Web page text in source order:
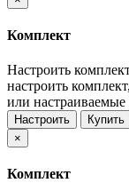
Комплект
Настроить
настроить
или
Настроить
Купить
×
Комплект